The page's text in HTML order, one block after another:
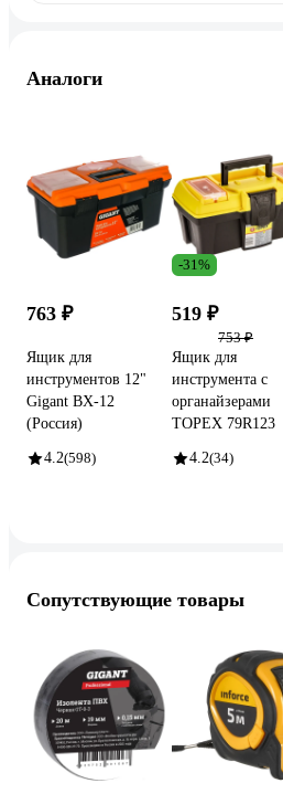
Аналоги
763 ₽
Ящик для
инструментов 12"
Gigant BX-12
(Россия)
4.2(598)
-31%
519 ₽
753 ₽
Ящик для
инструмента с
органайзерами
TOPEX 79R123
4.2(34)
Сопутствующие товары